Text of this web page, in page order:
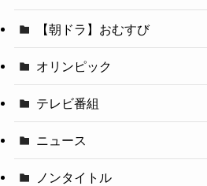
【朝ドラ】おむすび
オリンピック
テレビ番組
ニュース
ノンタイトル